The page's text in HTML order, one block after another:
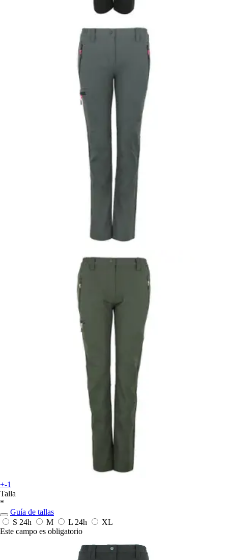
+-1
Talla
*
Guía de tallas
S 24h M L 24h
XL
Este campo es obligatorio